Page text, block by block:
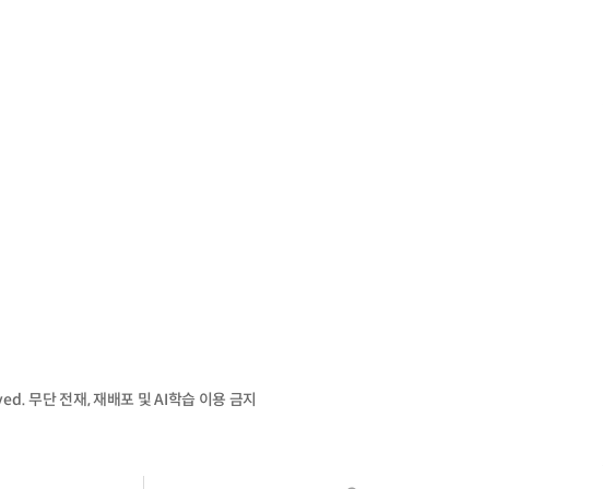
무단 전재, 재배포 및 AI학습 이용 금지